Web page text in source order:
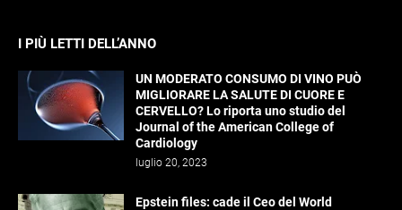
I PIÙ LETTI DELL’ANNO
UN MODERATO CONSUMO DI VINO PUÒ
MIGLIORARE LA SALUTE DI CUORE E
CERVELLO? Lo riporta uno studio del
Journal of the American College of
Cardiology
luglio 20, 2023
Epstein files: cade il Ceo del World